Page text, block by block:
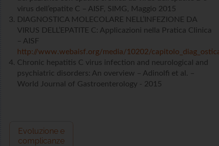
virus dell’epatite C – AISF, SIMG, Maggio 2015
DIAGNOSTICA MOLECOLARE NELL’INFEZIONE DA
VIRUS DELL’EPATITE C: Applicazioni nella Pratica Clinica
– AISF
http://www.webaisf.org/media/10202/
Chronic hepatitis C virus infection and neurological and
psychiatric disorders: An overview – Adinolfi et al. –
World Journal of Gastroenterology - 2015
Evoluzione e
complicanze